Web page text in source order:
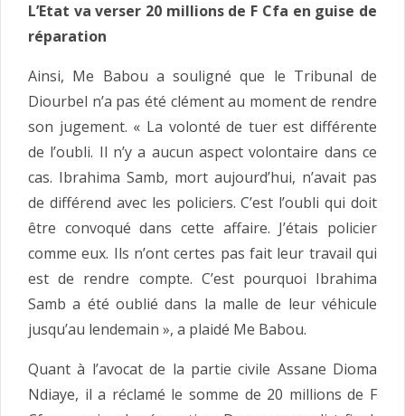
L’Etat va verser 20 millions de F Cfa en guise de
réparation
Ainsi, Me Babou a souligné que le Tribunal de
Diourbel n’a pas été clément au moment de rendre
son jugement. « La volonté de tuer est différente
de l’oubli. Il n’y a aucun aspect volontaire dans ce
cas. Ibrahima Samb, mort aujourd’hui, n’avait pas
de différend avec les policiers. C’est l’oubli qui doit
être convoqué dans cette affaire. J’étais policier
comme eux. Ils n’ont certes pas fait leur travail qui
est de rendre compte. C’est pourquoi Ibrahima
Samb a été oublié dans la malle de leur véhicule
jusqu’au lendemain », a plaidé Me Babou.
Quant à l’avocat de la partie civile Assane Dioma
Ndiaye, il a réclamé le somme de 20 millions de F